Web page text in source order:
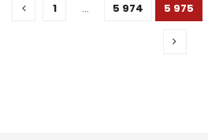
1 … 5 974 5 975